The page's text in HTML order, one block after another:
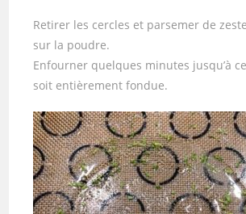
Retirer les cercles et parsemer de
sur la poudre.
Enfourner quelques minutes jusqu’à
soit entièrement fondue.